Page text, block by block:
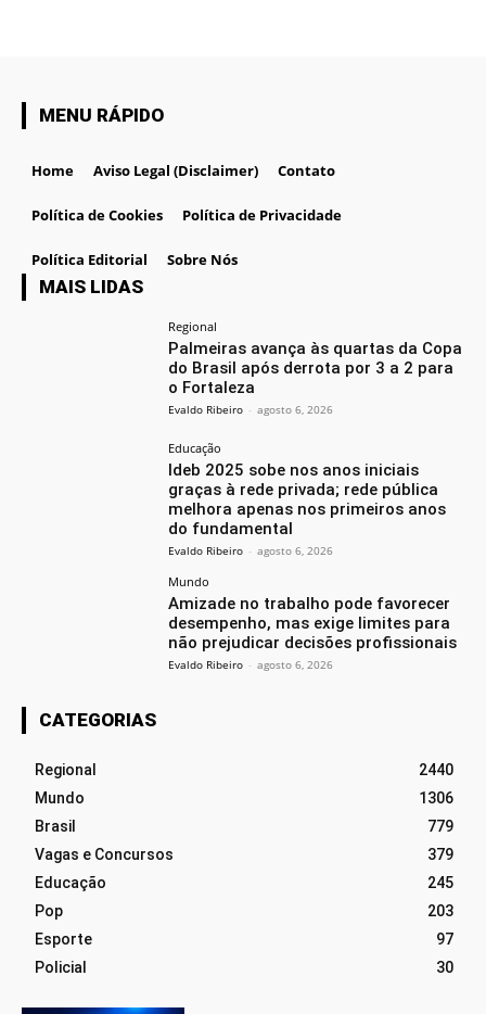
MENU RÁPIDO
Home Aviso Legal (Disclaimer) Contato
Política de Cookies Política de Privacidade
Política Editorial Sobre Nós
MAIS LIDAS
Regional
Palmeiras avança às quartas da Copa
do Brasil após derrota por 3 a 2 para
o Fortaleza
Evaldo Ribeiro - agosto 6, 2026
Educação
Ideb 2025 sobe nos anos iniciais
graças à rede privada; rede pública
melhora apenas nos primeiros anos
do fundamental
Evaldo Ribeiro - agosto 6, 2026
Mundo
Amizade no trabalho pode favorecer
desempenho, mas exige limites para
não prejudicar decisões profissionais
Evaldo Ribeiro - agosto 6, 2026
CATEGORIAS
Regional
2440
Mundo
1306
Brasil
779
Vagas e Concursos
379
Educação
245
Pop
203
Esporte
97
Policial
30